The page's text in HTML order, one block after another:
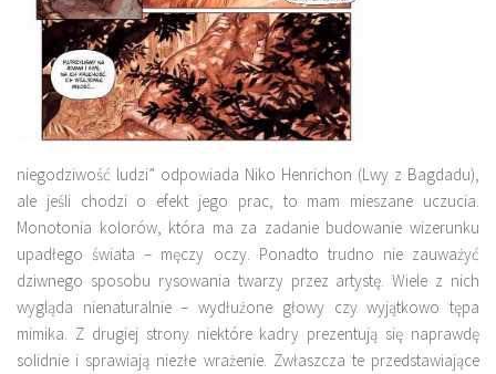
niegodziwość ludzi” odpowiada Niko Henrichon (Lwy z Bagdadu),
ale jeśli chodzi o efekt jego prac, to mam mieszane uczucia.
Monotonia kolorów, która ma za zadanie budowanie wizerunku
upadłego świata – męczy oczy. Ponadto trudno nie zauważyć
dziwnego sposobu rysowania twarzy przez artystę. Wiele z nich
wygląda nienaturalnie – wydłużone głowy czy wyjątkowo tępa
mimika. Z drugiej strony niektóre kadry prezentują się naprawdę
solidnie i sprawiają niezłe wrażenie. Zwłaszcza te przedstawiające